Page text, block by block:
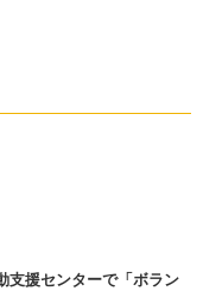
支援センターで「ボラン